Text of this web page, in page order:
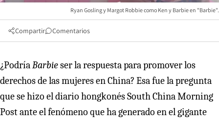
Ryan Gosling y Margot Robbie como Ken y Barbie en "Barbie".
Compartir Comentarios
¿PodríaBarbieser la respuesta para promover los
derechos de las mujeres en China? Esa fue la pregunta
que se hizo el diario hongkonés South China Morning
Post ante el fenómeno que ha generado en el gigante